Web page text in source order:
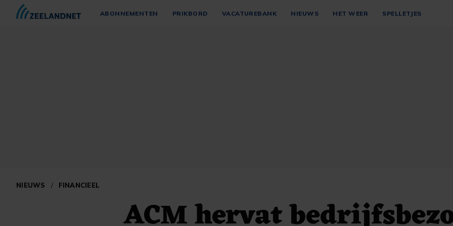
ABONNEMENTEN PRIKBORD VACATUREBANK NIEUWS HET WEER SPELLETJES
NIEUWS / FINANCIEEL